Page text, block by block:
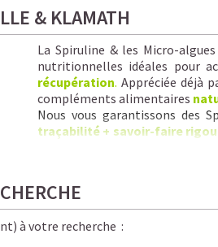
& KLAMATH
La Spiruline & les Micro-
nutritionnelles idéales pour
récupération. Appréciée déjà
compléments alimentaires
Nous vous garantissons des
traçabilité + savoir-faire
à votre recherche :